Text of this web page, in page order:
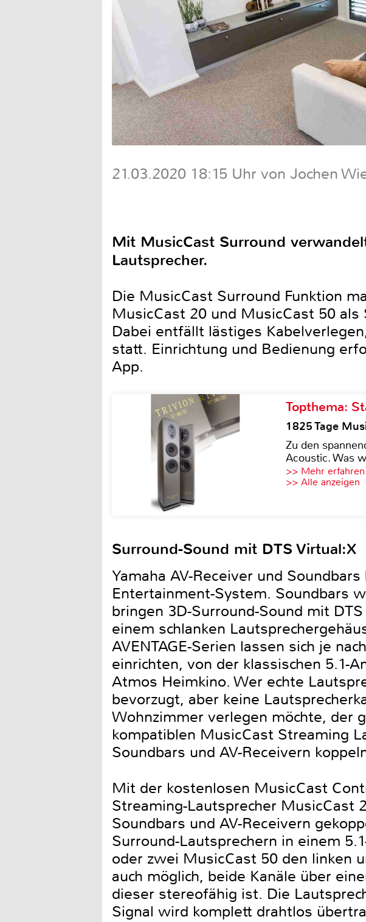
21.03.2020 18:15 Uhr von Jochen
Mit MusicCast Surround
Lautsprecher.
Die MusicCast Surround Funktion
MusicCast 20 und MusicCast 50 als
Dabei entfällt lästiges
statt. Einrichtung und Bedienung
App.
Topthema:
1825 Tage
Zu den
Acoustic. Was
>> Mehr erfahren
>> Alle anzeigen
Surround-Sound mit DTS Virtual:X
Yamaha AV-Receiver und
Entertainment-System. Soundbars
bringen 3D-Surround-Sound mit
einem schlanken
AVENTAGE-Serien lassen sich je
einrichten, von der klassischen 5.1-
Atmos Heimkino. Wer echte
bevorzugt, aber keine
Wohnzimmer verlegen möchte, der
kompatiblen MusicCast Streaming
Soundbars und AV-Receivern
Mit der kostenlosen MusicCast
Streaming-Lautsprecher MusicCast
Soundbars und AV-Receivern
Surround-Lautsprechern in einem
oder zwei MusicCast 50 den linken
auch möglich, beide Kanäle über
dieser stereofähig ist. Die
Signal wird komplett drahtlos